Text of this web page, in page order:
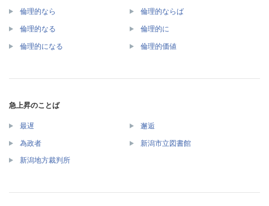
倫理的なら 倫理的ならば
倫理的なる 倫理的に
倫理的になる 倫理的価値
急上昇のことば
最遅 邂逅
為政者 新潟市立図書館
新潟地方裁判所